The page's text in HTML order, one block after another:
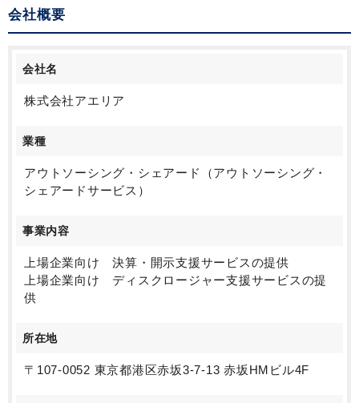
会社概要
会社名
株式会社アエリア
業種
アウトソーシング・シェアード（アウトソーシング・
シェアードサービス）
事業内容
上場企業向け 決算・開示支援サービスの提供
上場企業向け ディスクロージャー支援サービスの提
供
所在地
〒107-0052 東京都港区赤坂3-7-13 赤坂HMビル4F